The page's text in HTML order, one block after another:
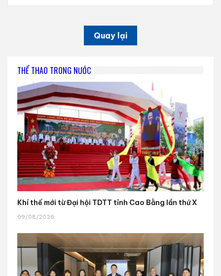
Quay lại
THỂ THAO TRONG NƯỚC
Khí thế mới từ Đại hội TDTT tỉnh Cao Bằng lần thứ X
09/08/2026